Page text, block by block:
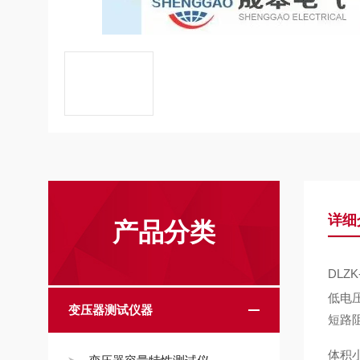
产品分类
变压器测试仪器
详细
低电
短路
体积